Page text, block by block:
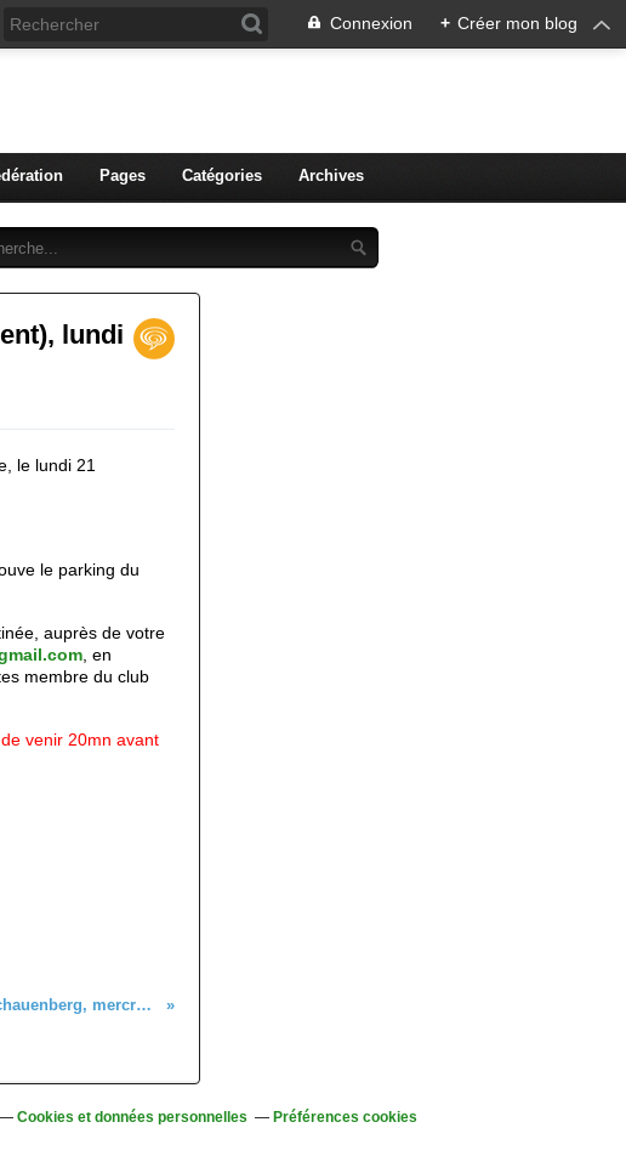
Connexion + Créer mon blog
Pages Catégories Archives
lundi
le lundi 21
le parking du
auprès de votre
, en
membre du club
venir 20mn avant
Randonnée au Schauenberg, mercredi 23 novembre 2022
Cookies et données personnelles Préférences cookies